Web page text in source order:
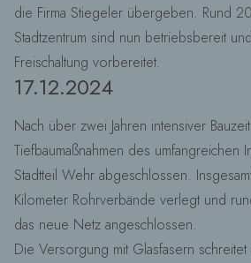
die Firma Stiegeler übergeben. Rund
Stadtzentrum sind nun betriebsbereit
Freischaltung vorbereitet.
17.12.2024
Nach über zwei Jahren intensiver
Tiefbaumaßnahmen des umfangreichen
Stadtteil Wehr abgeschlossen.
Kilometer Rohrverbände verlegt und
das neue Netz angeschlossen.
Die Versorgung mit Glasfasern